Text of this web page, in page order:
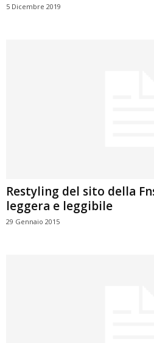
5 Dicembre 2019
Restyling del sito della
leggera e leggibile
29 Gennaio 2015